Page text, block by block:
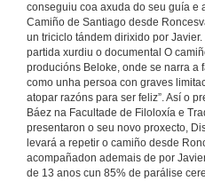
conseguiu coa axuda do seu guía e
Camiño de Santiago desde
un triciclo tándem dirixido por
partida xurdiu o documental O
producións Beloke, onde se narra a
como unha persoa con graves
atopar razóns para ser feliz”. Así o
Báez na Facultade de Filoloxía e
presentaron o seu novo proxecto,
levará a repetir o camiño desde
acompañadon ademais de por
de 13 anos cun 85% de parálise